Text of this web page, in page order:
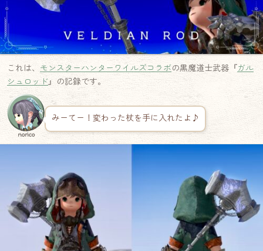
これは、 モンスターハンターワイルズコラボの黒魔道士武器『ガル
シュロッド』の記録です。
norico
みーてー！変わった杖を手に入れたよ♪